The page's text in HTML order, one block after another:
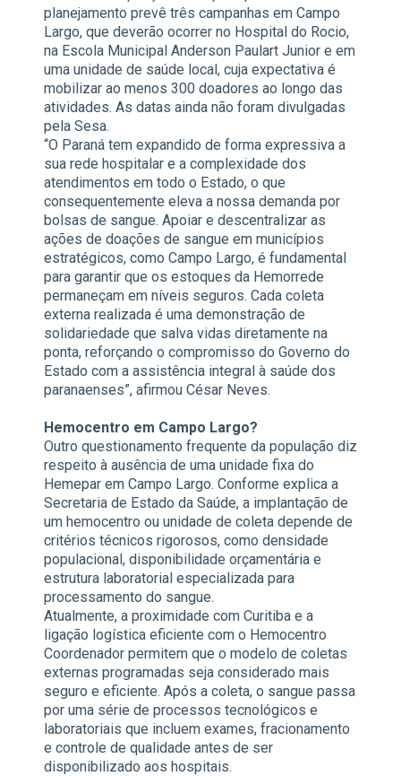
planejamento prevê três campanhas em Campo
Largo, que deverão ocorrer no Hospital do Rocio,
na Escola Municipal Anderson Paulart Junior e em
uma unidade de saúde local, cuja expectativa é
mobilizar ao menos 300 doadores ao longo das
atividades. As datas ainda não foram divulgadas
pela Sesa.
“O Paraná tem expandido de forma expressiva a
sua rede hospitalar e a complexidade dos
atendimentos em todo o Estado, o que
consequentemente eleva a nossa demanda por
bolsas de sangue. Apoiar e descentralizar as
ações de doações de sangue em municípios
estratégicos, como Campo Largo, é fundamental
para garantir que os estoques da Hemorrede
permaneçam em níveis seguros. Cada coleta
externa realizada é uma demonstração de
solidariedade que salva vidas diretamente na
ponta, reforçando o compromisso do Governo do
Estado com a assistência integral à saúde dos
paranaenses”, afirmou César Neves.
Hemocentro em Campo Largo?
Outro questionamento frequente da população diz
respeito à ausência de uma unidade fixa do
Hemepar em Campo Largo. Conforme explica a
Secretaria de Estado da Saúde, a implantação de
um hemocentro ou unidade de coleta depende de
critérios técnicos rigorosos, como densidade
populacional, disponibilidade orçamentária e
estrutura laboratorial especializada para
processamento do sangue.
Atualmente, a proximidade com Curitiba e a
ligação logística eficiente com o Hemocentro
Coordenador permitem que o modelo de coletas
externas programadas seja considerado mais
seguro e eficiente. Após a coleta, o sangue passa
por uma série de processos tecnológicos e
laboratoriais que incluem exames, fracionamento
e controle de qualidade antes de ser
disponibilizado aos hospitais.